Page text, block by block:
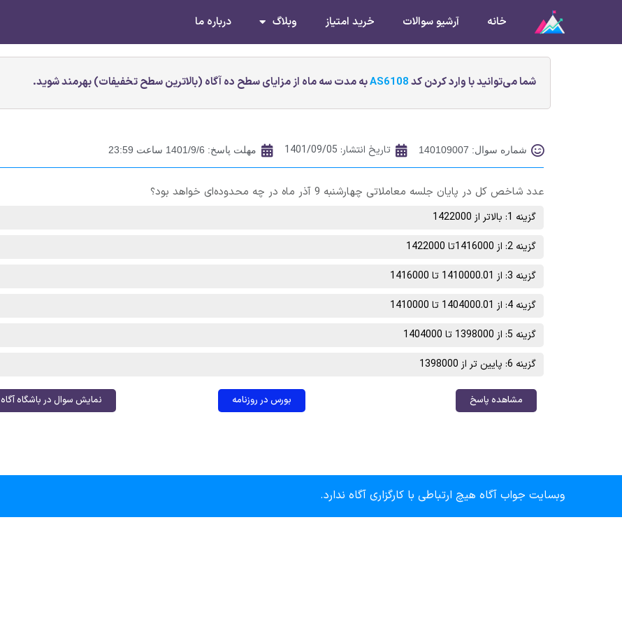
خانه آرشیو سوالات خرید امتیاز وبلاگ درباره ما
شما می‌توانید با وارد کردن کدAS6108به مدت سه ماه از مزایای سطح ده آگاه (بالاترین سطح تخفیفات) بهرمند شوید.
شماره سوال: 140109007 تاریخ انتشار: 1401/09/05 مهلت پاسخ: 1401/9/6 ساعت 23:59
عدد شاخص کل در پایان جلسه معاملاتی چهارشنبه 9 آذر ماه در چه محدوده‌ای خواهد بود؟
گزینه 1: بالاتر از 1422000
گزینه 2: از 1416000تا 1422000
گزینه 3: از 1410000.01 تا 1416000
گزینه 4: از 1404000.01 تا 1410000
گزینه 5: از 1398000 تا 1404000
گزینه 6: پایین تر از 1398000
مشاهده پاسخ بورس در روزنامه نمایش سوال در باشگاه آگاه
وبسایت جواب آگاه هیچ ارتباطی با کارگزاری آگاه ندارد.